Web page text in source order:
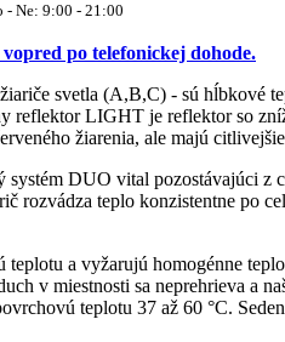
- Ne: 9:00 - 21:00
po telefonickej dohode.
svetla (A,B,C) - sú hĺbkové
reflektor LIGHT je reflektor so
žiarenia, ale majú
systém DUO vital pozostávajúci
rozvádza teplo konzistentne po
a vyžarujú homogénne
v miestnosti sa neprehrieva a
teplotu 37 až 60 °C.